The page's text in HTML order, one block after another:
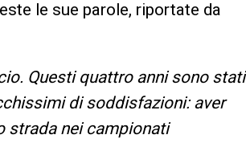
le sue parole, riportate da
Questi quattro anni sono stati
di soddisfazioni: aver
strada nei campionati